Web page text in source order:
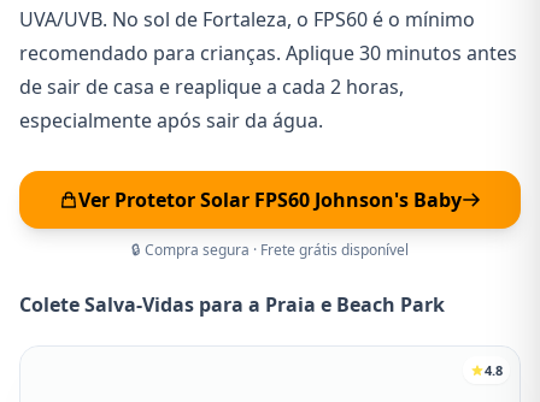
UVA/UVB. No sol de Fortaleza, o FPS60 é o mínimo
recomendado para crianças. Aplique 30 minutos antes
de sair de casa e reaplique a cada 2 horas,
especialmente após sair da água.
Ver Protetor Solar FPS60 Johnson's Baby
🔒 Compra segura · Frete grátis disponível
Colete Salva-Vidas para a Praia e Beach Park
4.8